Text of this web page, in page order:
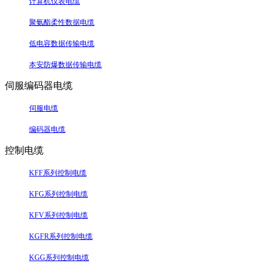
聚氨酯柔性数据电缆
低电容数据传输电缆
本安防爆数据传输电缆
伺服编码器电缆
伺服电缆
编码器电缆
控制电缆
KFF系列控制电缆
KFG系列控制电缆
KFV系列控制电缆
KGFR系列控制电缆
KGG系列控制电缆